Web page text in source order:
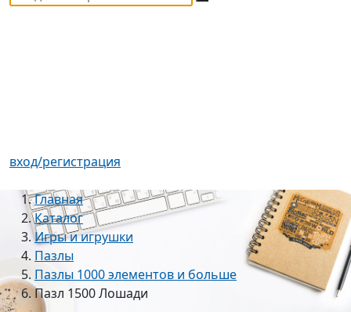
вход/регистрация
Главная
Каталог
Игры и игрушки
Пазлы
Пазлы 1000 элементов и больше
Пазл 1500 Лошади